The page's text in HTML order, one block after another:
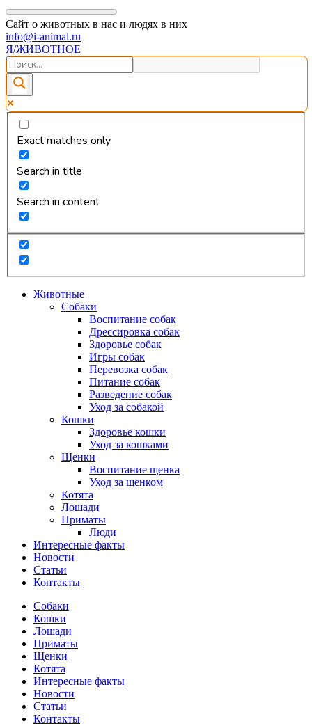
Сайт о животных в нас и людях в них
info@i-animal.ru
Я/ЖИВОТНОЕ
Exact matches only
Search in title
Search in content
Животные
Собаки
Воспитание собак
Дрессировка собак
Здоровье собак
Игры собак
Перевозка собак
Питание собак
Разведение собак
Уход за собакой
Кошки
Здоровье кошки
Уход за кошками
Щенки
Воспитание щенка
Уход за щенком
Котята
Лошади
Приматы
Люди
Интересные факты
Новости
Статьи
Контакты
Собаки
Кошки
Лошади
Приматы
Щенки
Котята
Интересные факты
Новости
Статьи
Контакты